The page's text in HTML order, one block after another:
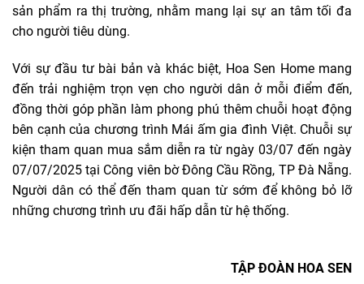
sản phẩm ra thị trường, nhằm mang lại sự an tâm tối đa
cho người tiêu dùng.
Với sự đầu tư bài bản và khác biệt, Hoa Sen Home mang
đến trải nghiệm trọn vẹn cho người dân ở mỗi điểm đến,
đồng thời góp phần làm phong phú thêm chuỗi hoạt động
bên cạnh của chương trình Mái ấm gia đình Việt. Chuỗi sự
kiện tham quan mua sắm diễn ra từ ngày 03/07 đến ngày
07/07/2025 tại Công viên bờ Đông Cầu Rồng, TP Đà Nẵng.
Người dân có thể đến tham quan từ sớm để không bỏ lỡ
những chương trình ưu đãi hấp dẫn từ hệ thống.
TẬP ĐOÀN HOA SEN